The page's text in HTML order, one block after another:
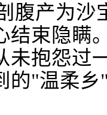
腹产为
结束隐瞒
未抱怨过
的"温柔